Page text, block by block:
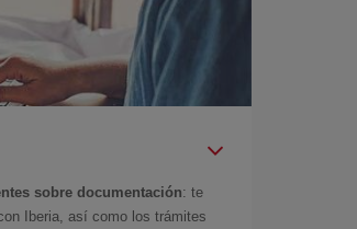
sobre documentación: te
Iberia, así como los trámites